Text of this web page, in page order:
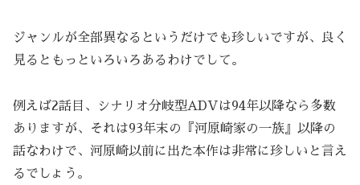
ジャンルが全部異なるというだけでも珍しいですが、良く
見るともっといろいろあるわけでして。
例えば2話目、シナリオ分岐型ADVは94年以降なら多数
ありますが、それは93年末の『河原崎家の一族』以降の
話なわけで、河原崎以前に出た本作は非常に珍しいと言え
るでしょう。